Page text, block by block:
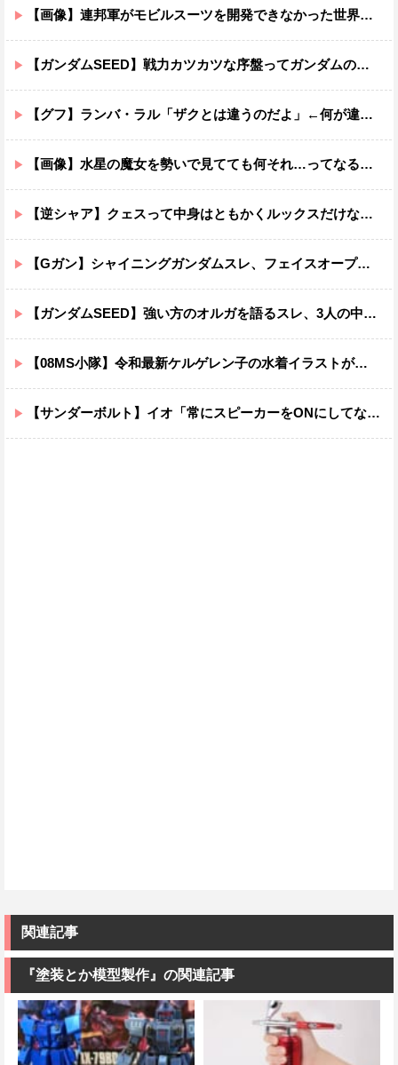
【画像】連邦軍がモビルスーツを開発できなかった世界線のガンダムｗｗｗｗｗｗｗ
【ガンダムSEED】戦力カツカツな序盤ってガンダムの中だと割と珍しい気がする
【グフ】ランバ・ラル「ザクとは違うのだよ」←何が違うの？
【画像】水星の魔女を勢いで見てても何それ…ってなる部分ｗｗｗｗｗｗｗｗ
【逆シャア】クェスって中身はともかくルックスだけなら最高だな
【Gガン】シャイニングガンダムスレ、フェイスオープンが嫌いな男の子なんていません
【ガンダムSEED】強い方のオルガを語るスレ、3人の中でも強化は一番されてない方
【08MS小隊】令和最新ケルゲレン子の水着イラストがあまりにもスケベすぎる…
【サンダーボルト】イオ「常にスピーカーをONにしてな！」→オフにしたくなる音ｗｗｗｗｗｗｗｗｗｗｗ
関連記事
『塗装とか模型製作』の関連記事